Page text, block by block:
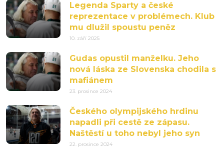
Legenda Sparty a české
reprezentace v problémech. Klub
mu dlužil spoustu peněz
10. září 2025
Gudas opustil manželku. Jeho
nová láska ze Slovenska chodila s
mafiánem
23. prosince 2024
Českého olympijského hrdinu
napadli při cestě ze zápasu.
Naštěstí u toho nebyl jeho syn
22. prosince 2024